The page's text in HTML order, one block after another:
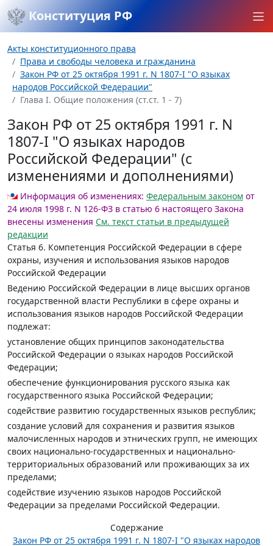
Конституция РФ
Акты конституционного права
Права и свободы человека и гражданина
Закон РФ от 25 октября 1991 г. N 1807-I "О языках
народов Российской Федерации"
Глава I. Общие положения (ст.ст. 1 - 7)
Закон РФ от 25 октября 1991 г. N
1807-I "О языках народов
Российской Федерации" (с
изменениями и дополнениями)
Информация об изменениях: Федеральным законом от
24 июля 1998 г. N 126-ФЗ в статью 6 настоящего Закона
внесены изменения См. текст статьи в предыдущей
редакции
Статья 6. Компетенция Российской Федерации в сфере
охраны, изучения и использования языков народов
Российской Федерации
Ведению Российской Федерации в лице высших органов
государственной власти Республики в сфере охраны и
использования языков народов Российской Федерации
подлежат:
установление общих принципов законодательства
Российской Федерации о языках народов Российской
Федерации;
обеспечение функционирования русского языка как
государственного языка Российской Федерации;
содействие развитию государственных языков республик;
создание условий для сохранения и развития языков
малочисленных народов и этнических групп, не имеющих
своих национально-государственных и национально-
территориальных образований или проживающих за их
пределами;
содействие изучению языков народов Российской
Федерации за пределами Российской Федерации.
Содержание
Закон РФ от 25 октября 1991 г. N 1807-I "О языках народов